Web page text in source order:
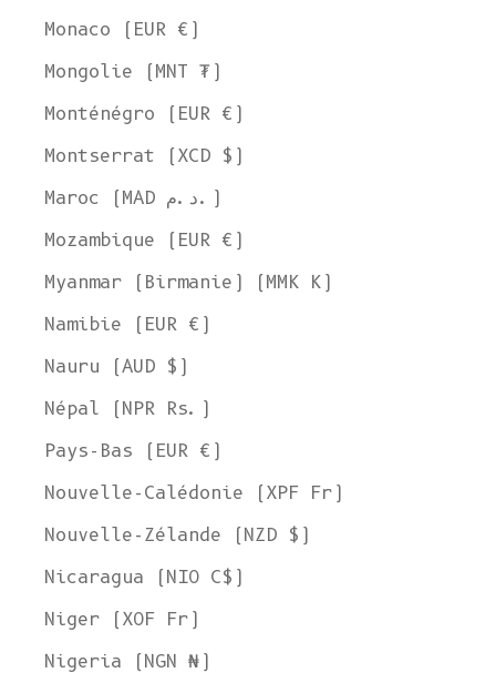
Monaco (EUR €)
Mongolie (MNT ₮)
Monténégro (EUR €)
Montserrat (XCD $)
Maroc (MAD د.م.)
Mozambique (EUR €)
Myanmar (Birmanie) (MMK K)
Namibie (EUR €)
Nauru (AUD $)
Népal (NPR Rs.)
Pays-Bas (EUR €)
Nouvelle-Calédonie (XPF Fr)
Nouvelle-Zélande (NZD $)
Nicaragua (NIO C$)
Niger (XOF Fr)
Nigeria (NGN ₦)